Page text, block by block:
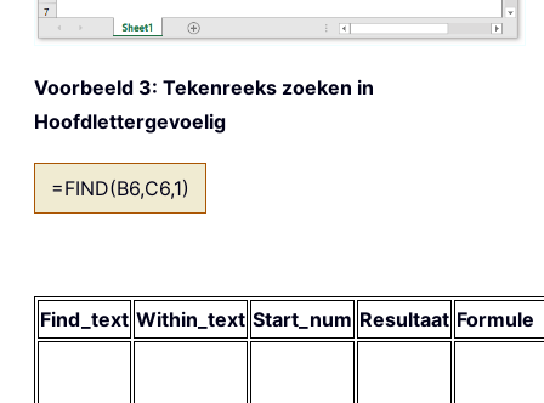
Voorbeeld 3: Tekenreeks zoeken in
Hoofdlettergevoelig
=FIND(B6,C6,1)
Find_text Within_text Start_num Resultaat Formule